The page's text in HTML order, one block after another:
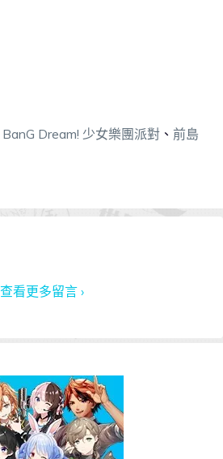
BanG Dream! 少女樂團派對、 前島
查看更多留言 ›